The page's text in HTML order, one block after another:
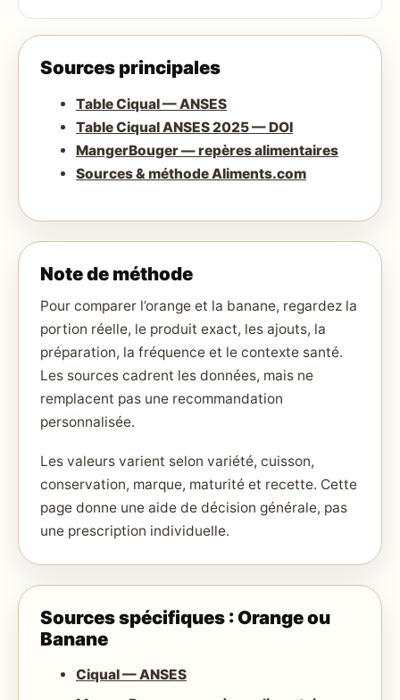
Sources principales
Table Ciqual — ANSES
Table Ciqual ANSES 2025 — DOI
MangerBouger — repères alimentaires
Sources & méthode Aliments.com
Note de méthode
Pour comparer l’orange et la banane, regardez la
portion réelle, le produit exact, les ajouts, la
préparation, la fréquence et le contexte santé.
Les sources cadrent les données, mais ne
remplacent pas une recommandation
personnalisée.
Les valeurs varient selon variété, cuisson,
conservation, marque, maturité et recette. Cette
page donne une aide de décision générale, pas
une prescription individuelle.
Sources spécifiques : Orange ou
Banane
Ciqual — ANSES